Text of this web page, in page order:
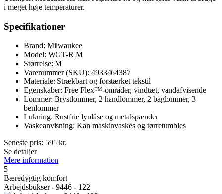
i meget høje temperaturer.
Specifikationer
Brand: Milwaukee
Model: WGT-R M
Størrelse: M
Varenummer (SKU): 4933464387
Materiale: Strækbart og forstærket tekstil
Egenskaber: Free Flex™-områder, vindtæt, vandafvisende
Lommer: Brystlommer, 2 håndlommer, 2 baglommer, 3
benlommer
Lukning: Rustfrie lynlåse og metalspænder
Vaskeanvisning: Kan maskinvaskes og tørretumbles
Seneste pris: 595 kr.
Se detaljer
Mere information
5
Bæredygtig komfort
Arbejdsbukser - 9446 - 122